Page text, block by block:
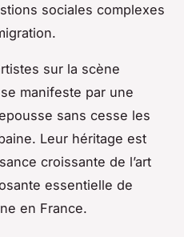
sociales complexes
sur la scène
manifeste par une
sans cesse les
Leur héritage est
croissante de l’art
essentielle de
en France.